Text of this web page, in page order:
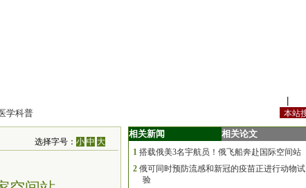
学科普
选择字号：小 中 大
相关新闻 相关论文
1 搭载俄美3名宇航员！俄飞船奔赴国际空间站
2 俄可同时预防流感和新冠的疫苗正进行动物试
验